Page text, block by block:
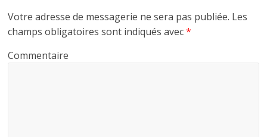
Votre adresse de messagerie ne sera pas publiée. Les
champs obligatoires sont indiqués avec*
Commentaire